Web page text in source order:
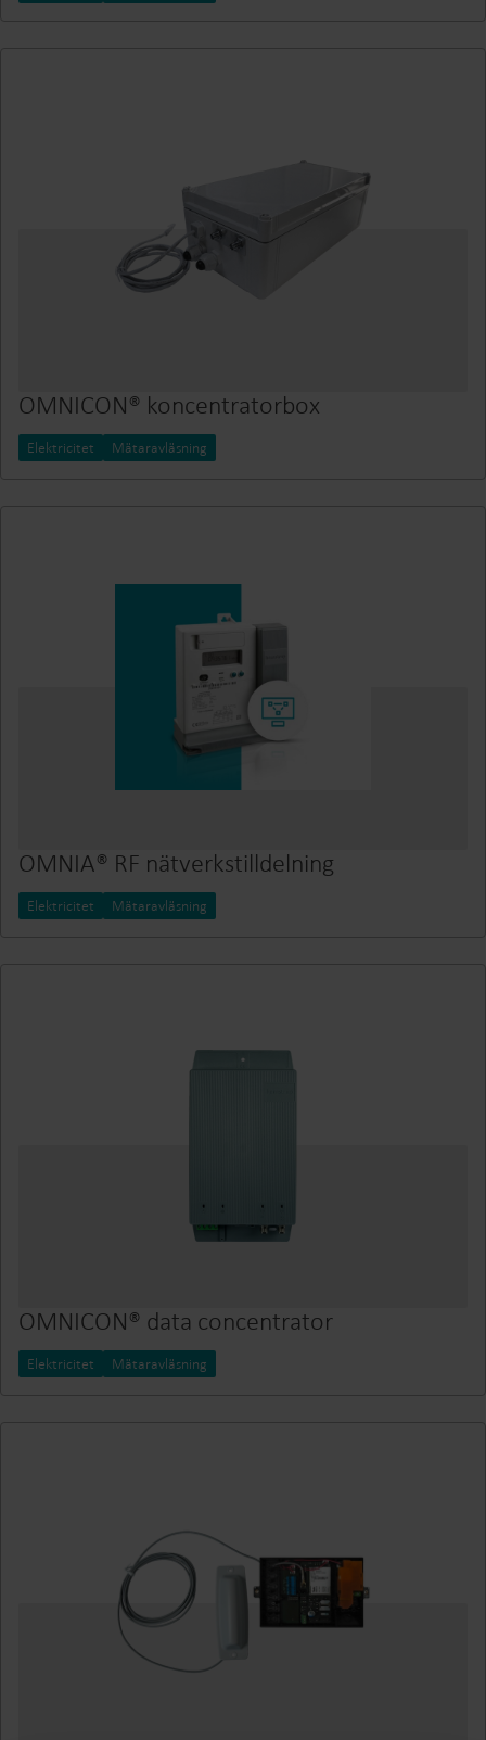
OMNICON® koncentratorbox
Elektricitet Mätaravläsning
OMNIA® RF nätverkstilldelning
Elektricitet Mätaravläsning
OMNICON® data concentrator
Elektricitet Mätaravläsning